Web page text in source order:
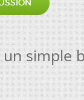
simple